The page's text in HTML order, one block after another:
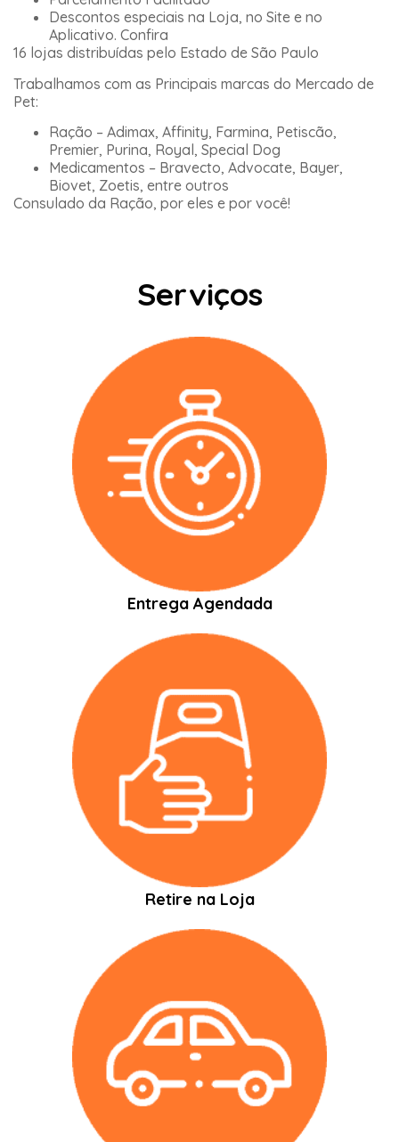
Descontos especiais na Loja, no Site e no
Aplicativo. Confira
16 lojas distribuídas pelo Estado de São Paulo
Trabalhamos com as Principais marcas do Mercado de
Pet:
Ração – Adimax, Affinity, Farmina, Petiscão,
Premier, Purina, Royal, Special Dog
Medicamentos – Bravecto, Advocate, Bayer,
Biovet, Zoetis, entre outros
Consulado da Ração, por eles e por você!
Serviços
Entrega Agendada
Retire na Loja